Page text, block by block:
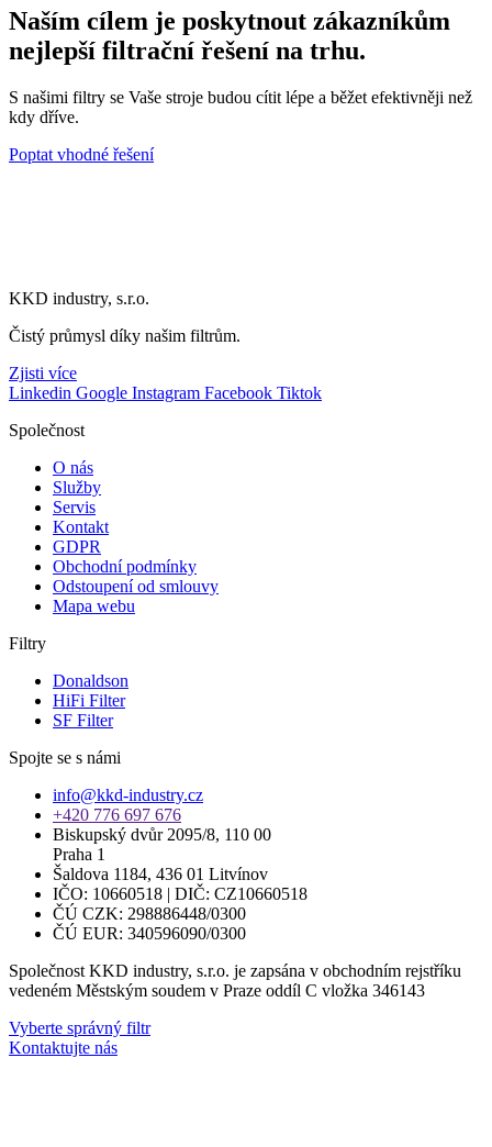
množství
Naším cílem je poskytnout zákazníkům
nejlepší filtrační řešení na trhu.
S našimi filtry se Vaše stroje budou cítit lépe a běžet efektivněji než
kdy dříve.
Poptat vhodné řešení
KKD industry, s.r.o.
Čistý průmysl díky našim filtrům.
Zjisti více
Linkedin Google Instagram Facebook Tiktok
Společnost
O nás
Služby
Servis
Kontakt
GDPR
Obchodní podmínky
Odstoupení od smlouvy
Mapa webu
Filtry
Donaldson
HiFi Filter
SF Filter
Spojte se s námi
info@kkd-industry.cz
+420 776 697 676
Biskupský dvůr 2095/8, 110 00
Praha 1
Šaldova 1184, 436 01 Litvínov
IČO: 10660518 | DIČ: CZ10660518
ČÚ CZK: 298886448/0300
ČÚ EUR: 340596090/0300
Společnost KKD industry, s.r.o. je zapsána v obchodním rejstříku
vedeném Městským soudem v Praze oddíl C vložka 346143
Vyberte správný filtr
Kontaktujte nás